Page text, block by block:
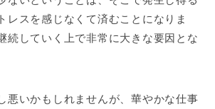
レスを感じなくて済むことになりま
続していく上で非常に大きな要因とな
悪いかもしれませんが、華やかな仕事